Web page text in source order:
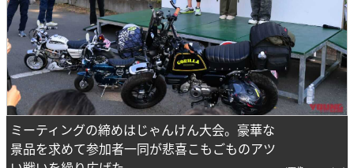
ミーティングの締めはじゃんけん大会。豪華な
景品を求めて参加者一同が悲喜こもごものアツ